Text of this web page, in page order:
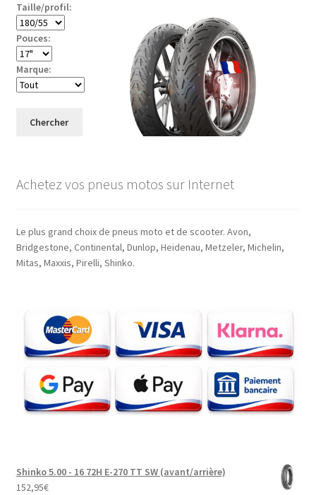
Taille/profil:
Pouces:
Marque:
Chercher
Achetez vos pneus motos sur Internet
Le plus grand choix de pneus moto et de scooter. Avon,
Bridgestone, Continental, Dunlop, Heidenau, Metzeler, Michelin,
Mitas, Maxxis, Pirelli, Shinko.
Shinko 5.00 - 16 72H E-270 TT SW (avant/arrière)
152,95€